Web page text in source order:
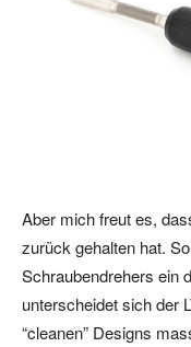
Aber mich freut es,
zurück gehalten hat.
Schraubendrehers ein
unterscheidet sich der
“cleanen” Designs